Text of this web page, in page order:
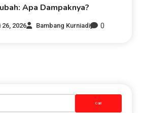
Apa Dampaknya?
26, 2026 Bambang Kurniadi 0